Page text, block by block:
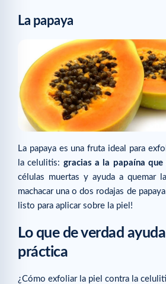
La papaya
La papaya es una fruta ideal para
la celulitis: gracias a la papaína que
células muertas y ayuda a quemar
machacar una o dos rodajas de
listo para aplicar sobre la piel!
Lo que de verdad
práctica
¿Cómo exfoliar la piel contra la